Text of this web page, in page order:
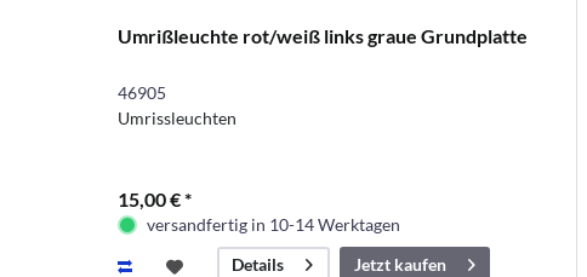
Umrißleuchte rot/weiß links graue Grundplatte
46905
Umrissleuchten
15,00 € *
versandfertig in 10-14 Werktagen
Details
Jetzt kaufen